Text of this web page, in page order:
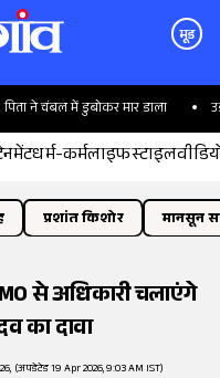
मूड
ने चंबल में डुबोकर मार डाला उड़ते
धर्म-कर्मलाइफस्टाइल
प्रशांत किशोर मानसून
से अधिकारी चलाएंगे
का दावा
(अपडेटेड 19 Apr 2026, 9:03 AM IST)